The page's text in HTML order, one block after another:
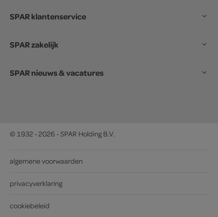
SPAR klantenservice
SPAR zakelijk
SPAR nieuws & vacatures
© 1932 - 2026 - SPAR Holding B.V.
algemene voorwaarden
privacyverklaring
cookiebeleid